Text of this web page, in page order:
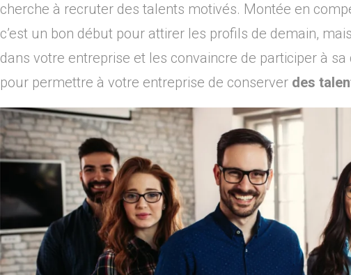
cherche à recruter des talents motivés. Montée en
c’est un bon début pour attirer les profils de demain,
dans votre entreprise et les convaincre de participer à
pour permettre à votre entreprise de conserver des